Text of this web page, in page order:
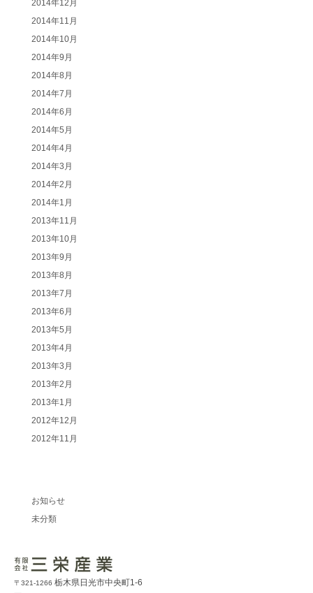
2014年12月
2014年11月
2014年10月
2014年9月
2014年8月
2014年7月
2014年6月
2014年5月
2014年4月
2014年3月
2014年2月
2014年1月
2013年11月
2013年10月
2013年9月
2013年8月
2013年7月
2013年6月
2013年5月
2013年4月
2013年3月
2013年2月
2013年1月
2012年12月
2012年11月
お知らせ
未分類
〒321-1266 栃木県日光市中央町1-6